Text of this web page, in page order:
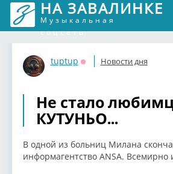
НА ЗАВАЛИНКЕ
Музыкальная
соцсеть
tuptup
Оффлайн
Новости дня
Не стало
КУТУНЬО...
В одной из больниц Милана
информагентство ANSA. Всемирно